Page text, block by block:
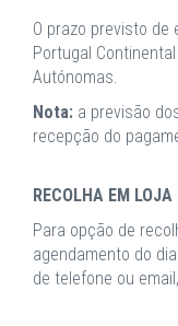
O prazo previsto de
Portugal
Autónomas.
Nota: a previsão
recepção do
RECOLHA EM LOJA
Para opção de
agendamento do
de telefone ou